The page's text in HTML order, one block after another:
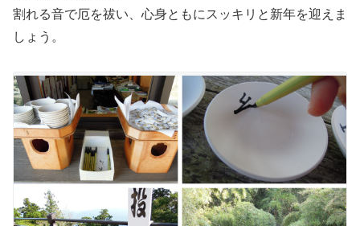
割れる音で厄を祓い、心身ともにスッキリと新年を迎えま
しょう。